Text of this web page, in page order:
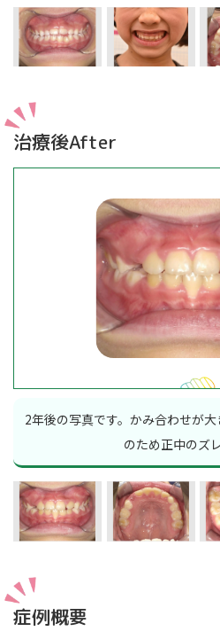
治療後After
2年後の写真です。かみ合わせが
のため正中のズ
症例概要